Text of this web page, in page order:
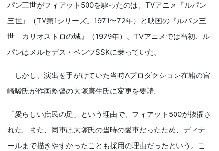
パン三世がフィアット500を駆ったのは、TVアニメ『ルパン
三世』（TV第1シリーズ。1971〜72年）と映画の『ルパン三
世 カリオストロの城』（1979年）。TVアニメでは当初、ル
パンはメルセデス・ベンツSSKに乗っていた。
しかし、演出を手がけていた当時Aプロダクション在籍の宮
崎駿氏が作画監督の大塚康生氏に変更を要請。
「愛らしい庶民の足」という理由で、フィアット500が抜擢さ
れた。また、同車は大塚氏の当時の愛車だったため、ディテ
ールまで描きやすかったことも採用の理由だったという。こ